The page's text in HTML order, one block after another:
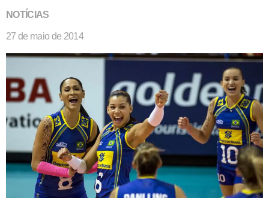
NOTÍCIAS
27 de maio de 2014